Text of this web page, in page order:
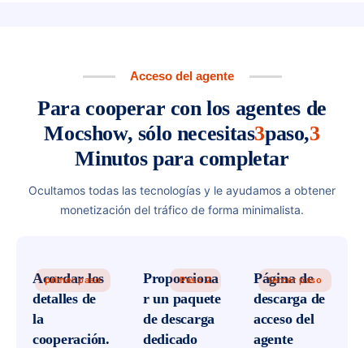
Acceso del agente
Para cooperar con los agentes de
Mocshow, sólo necesitas3paso,3
Minutos para completar
Ocultamos todas las tecnologías y le ayudamos a obtener
monetización del tráfico de forma minimalista.
Acordar los
detalles de
la
cooperación.
primer paso
Proporciona
r un paquete
de descarga
dedicado
Paso 2
Página de
descarga de
acceso del
agente
tercer paso